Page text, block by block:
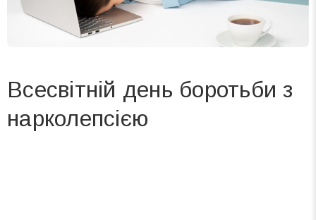
Всесвітній день боротьби з
нарколепсією